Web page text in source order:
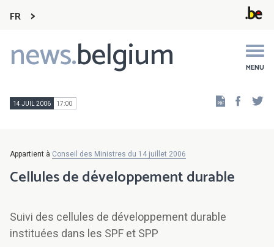
FR
news.belgium MENU
Main
navigation
14 JUIL 2006 17:00
Appartient à Conseil des Ministres du 14 juillet 2006
Cellules de développement durable
Suivi des cellules de développement durable
instituées dans les SPF et SPP